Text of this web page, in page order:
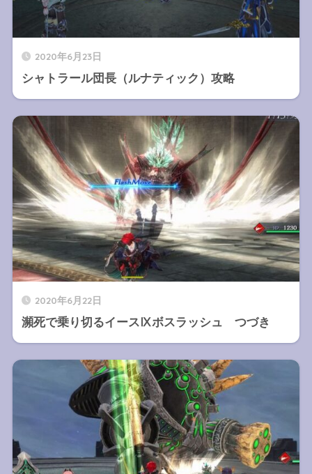
2020年6月23日
シャトラール団長（ルナティック）攻略
2020年6月22日
瀕死で乗り切るイースⅨボスラッシュ つづき